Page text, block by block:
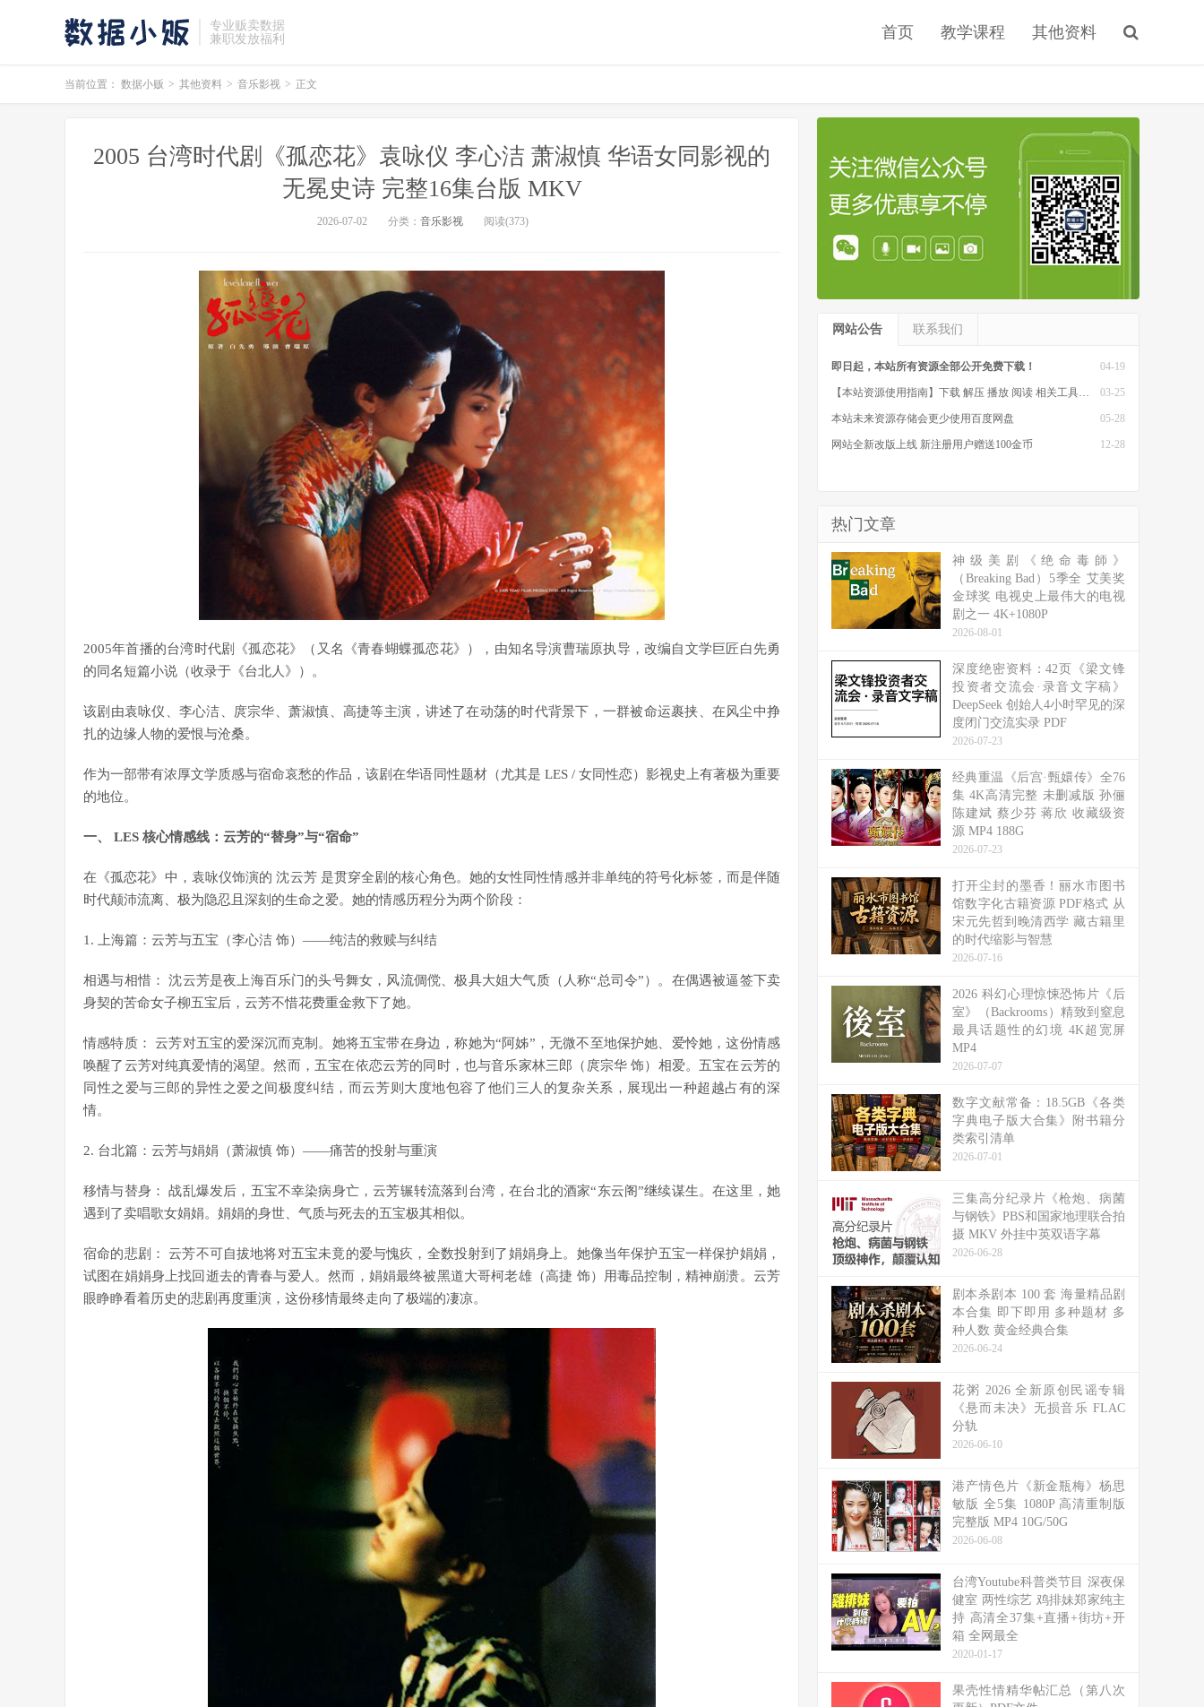
专业贩卖数据
兼职发放福利
首页 教学课程 其他资料
当前位置： 数据小贩 > 其他资料 > 音乐影视 > 正文
2005 台湾时代剧《孤恋花》袁咏仪 李心洁 萧淑慎 华语女同影视的
无冕史诗 完整16集台版 MKV
2026-07-02 分类： 音乐影视 阅读(373)
2005年首播的台湾时代剧《孤恋花》（又名《青春蝴蝶孤恋花》），由知名导演曹瑞原执导，改编自文学巨匠白先勇
的同名短篇小说（收录于《台北人》）。
该剧由袁咏仪、李心洁、庹宗华、萧淑慎、高捷等主演，讲述了在动荡的时代背景下，一群被命运裹挟、在风尘中挣
扎的边缘人物的爱恨与沧桑。
作为一部带有浓厚文学质感与宿命哀愁的作品，该剧在华语同性题材（尤其是 LES / 女同性恋）影视史上有著极为重要
的地位。
一、 LES 核心情感线：云芳的“替身”与“宿命”
在《孤恋花》中，袁咏仪饰演的 沈云芳 是贯穿全剧的核心角色。她的女性同性情感并非单纯的符号化标签，而是伴随
时代颠沛流离、极为隐忍且深刻的生命之爱。她的情感历程分为两个阶段：
1. 上海篇：云芳与五宝（李心洁 饰）——纯洁的救赎与纠结
相遇与相惜： 沈云芳是夜上海百乐门的头号舞女，风流倜傥、极具大姐大气质（人称“总司令”）。在偶遇被逼签下卖
身契的苦命女子柳五宝后，云芳不惜花费重金救下了她。
情感特质： 云芳对五宝的爱深沉而克制。她将五宝带在身边，称她为“阿姊”，无微不至地保护她、爱怜她，这份情感
唤醒了云芳对纯真爱情的渴望。然而，五宝在依恋云芳的同时，也与音乐家林三郎（庹宗华 饰）相爱。五宝在云芳的
同性之爱与三郎的异性之爱之间极度纠结，而云芳则大度地包容了他们三人的复杂关系，展现出一种超越占有的深
情。
2. 台北篇：云芳与娟娟（萧淑慎 饰）——痛苦的投射与重演
移情与替身： 战乱爆发后，五宝不幸染病身亡，云芳辗转流落到台湾，在台北的酒家“东云阁”继续谋生。在这里，她
遇到了卖唱歌女娟娟。娟娟的身世、气质与死去的五宝极其相似。
宿命的悲剧： 云芳不可自拔地将对五宝未竟的爱与愧疚，全数投射到了娟娟身上。她像当年保护五宝一样保护娟娟，
试图在娟娟身上找回逝去的青春与爱人。然而，娟娟最终被黑道大哥柯老雄（高捷 饰）用毒品控制，精神崩溃。云芳
眼睁睁看着历史的悲剧再度重演，这份移情最终走向了极端的凄凉。
网站公告 联系我们
04-19
即日起，本站所有资源全部公开免费下载！
03-25
【本站资源使用指南】下载 解压 播放 阅读 相关工具软件
05-28
本站未来资源存储会更少使用百度网盘
12-28
网站全新改版上线 新注册用户赠送100金币
热门文章
神级美剧《绝命毒師》
（Breaking Bad）5季全 艾美奖
金球奖 电视史上最伟大的电视
剧之一 4K+1080P
2026-08-01
深度绝密资料：42页《梁文锋
投资者交流会·录音文字稿》
DeepSeek 创始人4小时罕见的深
度闭门交流实录 PDF
2026-07-23
经典重温《后宫·甄嬛传》全76
集 4K高清完整 未删减版 孙俪
陈建斌 蔡少芬 蒋欣 收藏级资
源 MP4 188G
2026-07-23
打开尘封的墨香！丽水市图书
馆数字化古籍资源 PDF格式 从
宋元先哲到晚清西学 藏古籍里
的时代缩影与智慧
2026-07-16
2026 科幻心理惊悚恐怖片《后
室》（Backrooms）精致到窒息
最具话题性的幻境 4K超宽屏
MP4
2026-07-07
数字文献常备：18.5GB《各类
字典电子版大合集》附书籍分
类索引清单
2026-07-01
三集高分纪录片《枪炮、病菌
与钢铁》PBS和国家地理联合拍
摄 MKV 外挂中英双语字幕
2026-06-28
剧本杀剧本 100 套 海量精品剧
本合集 即下即用 多种题材 多
种人数 黄金经典合集
2026-06-24
花粥 2026 全新原创民谣专辑
《悬而未决》无损音乐 FLAC
分轨
2026-06-10
港产情色片《新金瓶梅》杨思
敏版 全5集 1080P 高清重制版
完整版 MP4 10G/50G
2026-06-08
台湾Youtube科普类节目 深夜保
健室 两性综艺 鸡排妹郑家纯主
持 高清全37集+直播+街坊+开
箱 全网最全
2020-01-17
果壳性情精华帖汇总（第八次